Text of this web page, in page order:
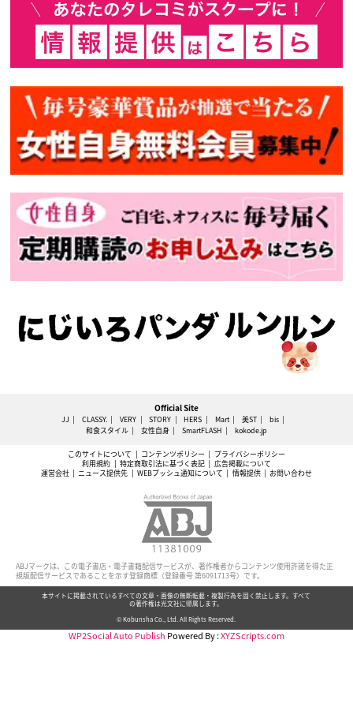
Official Site
JJ CLASSY. VERY STORY HERS Mart 美ST
bis
和食スタイル
女性自身 SmartFLASH kokode.jp
このサイトについて コンテンツポリシー
プライバシーポリシー
利用規約
特定商取引法に基づく表記
広告掲載について
運営会社
ニュース提供先 WEBプッシュ通知について 情報提供 お問い合わせ
ABJマークは、この電子書店・電子書籍配信サービスが、著作権者からコンテンツ使用許諾を得た正
規版配信サービスであることを示す登録商標（登録番号 第6091713号）です。
本サイトに掲載されているすべての文章・画像の無断転載・複製行為を固く禁止します。すべて
の著作権は光文社に帰属します。
© Kobunsha Co., Ltd. All Rights Reserved.
WP2Social Auto Publish Powered By :XYZScripts.com